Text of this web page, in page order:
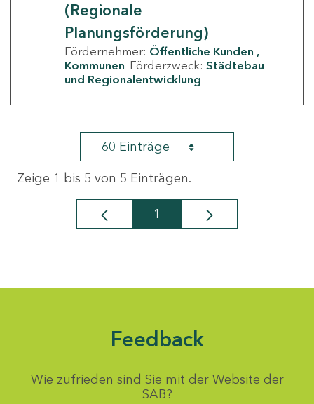
(Regionale
Planungsförderung)
Fördernehmer: Öffentliche Kunden
Kommunen Förderzweck: Städtebau
und Regionalentwicklung
60 Einträge
Zeige 1 bis 5 von 5 Einträgen.
Seite
1
Feedback
Wie zufrieden sind Sie mit der Website der
SAB?